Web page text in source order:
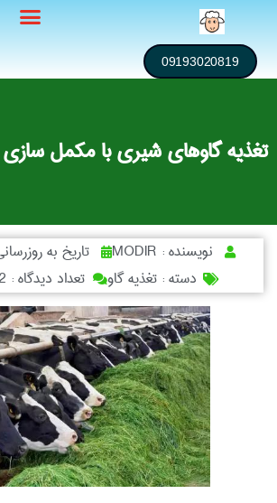
09193020819
تغذیه گاوهای شیری با مکمل سازی
نویسنده : تاریخ به
دسته : تغذیه گاو تعداد دیدگاه : 2 Comments